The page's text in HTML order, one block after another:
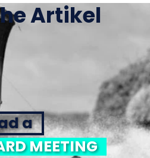
Artikel
a
MEETING